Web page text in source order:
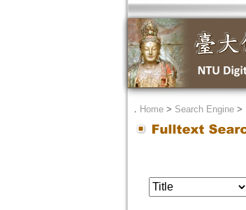
． Home> Search Engine>